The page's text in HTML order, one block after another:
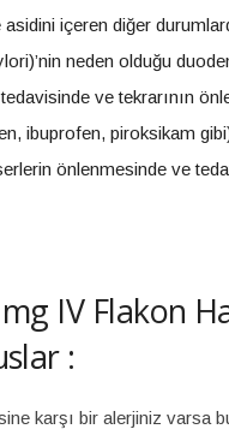
içeren diğer
neden olduğu
ve tekrarının
ibuprofen, piroksikam
önlenmesinde ve
mg IV Flakon
:
karşı bir alerjiniz varsa